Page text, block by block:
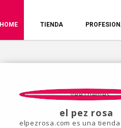
HOME TIENDA
el pez rosa
elpezrosa.com es una